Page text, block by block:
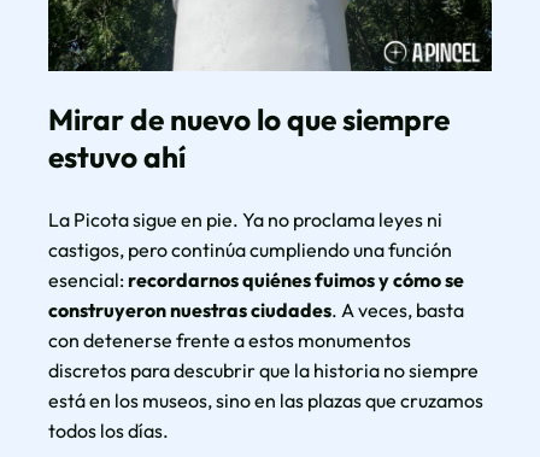
Mirar de nuevo lo que siempre
estuvo ahí
La Picota sigue en pie. Ya no proclama leyes ni
castigos, pero continúa cumpliendo una función
esencial:recordarnos quiénes fuimos y cómo se
construyeron nuestras ciudades. A veces, basta
con detenerse frente a estos monumentos
discretos para descubrir que la historia no siempre
está en los museos, sino en las plazas que cruzamos
todos los días.